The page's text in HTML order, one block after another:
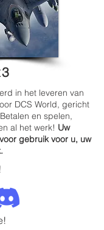
in het leveren van
DCS World, gericht
en spelen,
al het werk! Uw
gebruik voor u, uw